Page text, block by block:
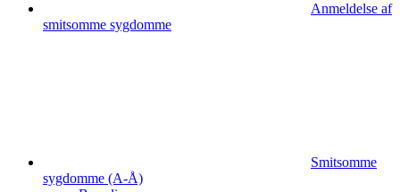
Anmeldelse af
smitsomme sygdomme
Smitsomme
sygdomme (A-Å)